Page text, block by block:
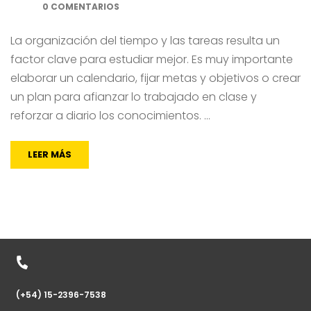
0 COMENTARIOS
La organización del tiempo y las tareas resulta un
factor clave para estudiar mejor. Es muy importante
elaborar un calendario, fijar metas y objetivos o crear
un plan para afianzar lo trabajado en clase y
reforzar a diario los conocimientos. …
LEER MÁS
(+54) 15-2396-7538